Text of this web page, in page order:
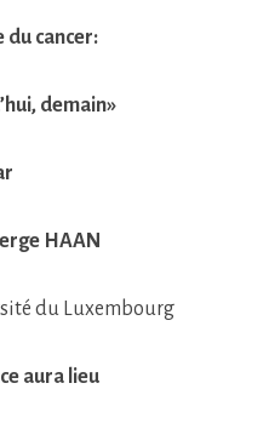
du cancer:
demain»
HAAN
du Luxembourg
aura lieu